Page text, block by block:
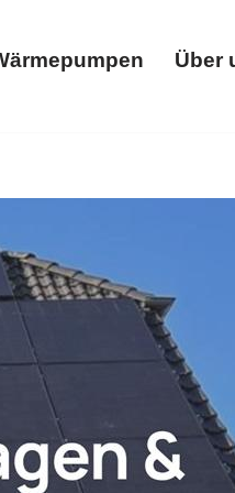
Über
Wallbox. Lieferbar:
ist unsere